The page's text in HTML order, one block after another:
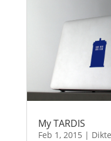
My TARDIS
Feb 1, 2015 |